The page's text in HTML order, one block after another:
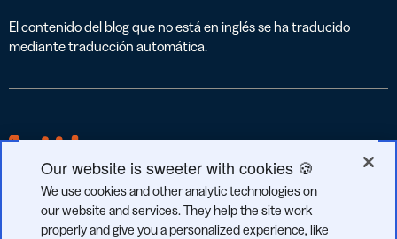
El contenido del blog que no está en inglés se ha traducido
mediante traducción automática.
Our website is sweeter with cookies 🍪
We use cookies and other analytic technologies on
our website and services. They help the site work
properly and give you a personalized experience, like